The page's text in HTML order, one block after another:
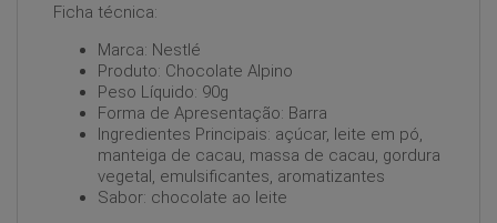
Ficha técnica:
Marca: Nestlé
Produto: Chocolate Alpino
Peso Líquido: 90g
Forma de Apresentação: Barra
Ingredientes Principais: açúcar, leite em pó,
manteiga de cacau, massa de cacau, gordura
vegetal, emulsificantes, aromatizantes
Sabor: chocolate ao leite